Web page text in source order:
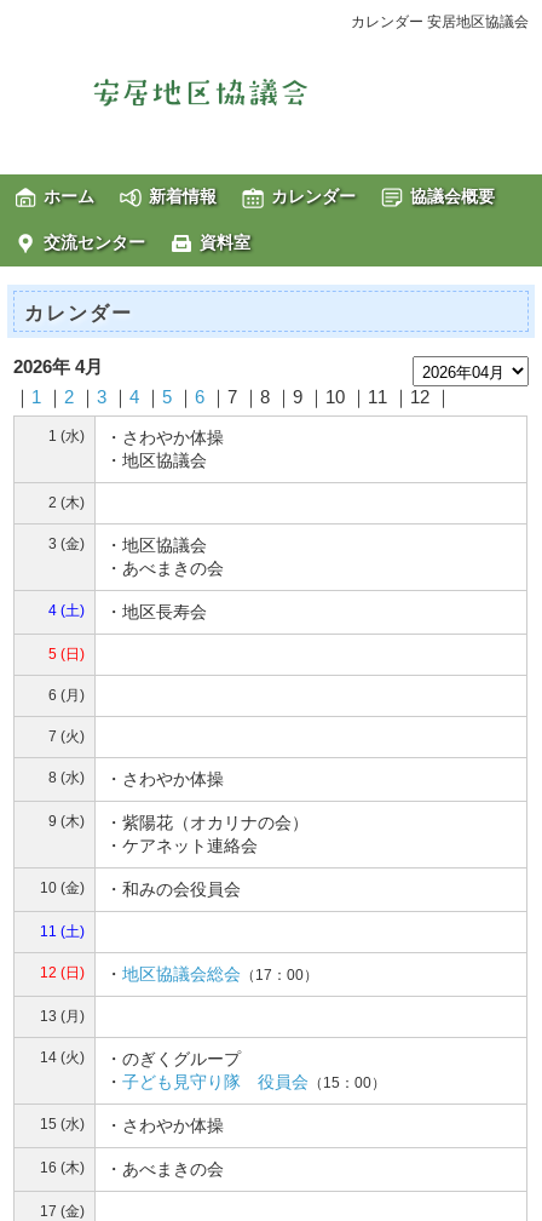
カレンダー 安居地区協議会
ホーム 新着情報 カレンダー 協議会概要
交流センター 資料室
カレンダー
2026年 4月
1 2 ｜3 ｜4 ｜5 ｜6 ｜7 ｜8 ｜9 ｜10 ｜11 ｜12 ｜
1 (水)
・さわやか体操
・地区協議会
2 (木)
3 (金)
・地区協議会
・あべまきの会
4 (土) ・地区長寿会
5 (日)
6 (月)
7 (火)
8 (水) ・さわやか体操
9 (木)
・紫陽花（オカリナの会）
・ケアネット連絡会
10 (金) ・和みの会役員会
11 (土)
12 (日) ・地区協議会総会 （17：00）
13 (月)
14 (火)
・のぎくグループ
・子ども見守り隊 役員会 （15：00）
15 (水) ・さわやか体操
16 (木) ・あべまきの会
17 (金)